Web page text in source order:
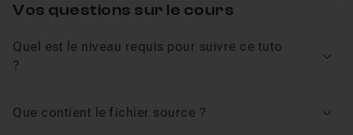
Vos questions sur le cours
Quel est le niveau requis pour suivre ce tuto
?
Que contient le fichier source ?